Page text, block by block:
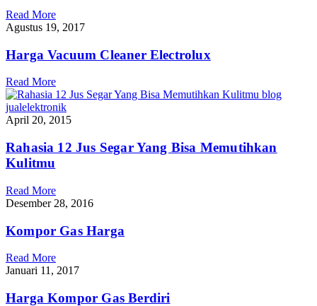
Read More
Agustus 19, 2017
Harga Vacuum Cleaner Electrolux
Read More
April 20, 2015
Rahasia 12 Jus Segar Yang Bisa Memutihkan
Kulitmu
Read More
Desember 28, 2016
Kompor Gas Harga
Read More
Januari 11, 2017
Harga Kompor Gas Berdiri